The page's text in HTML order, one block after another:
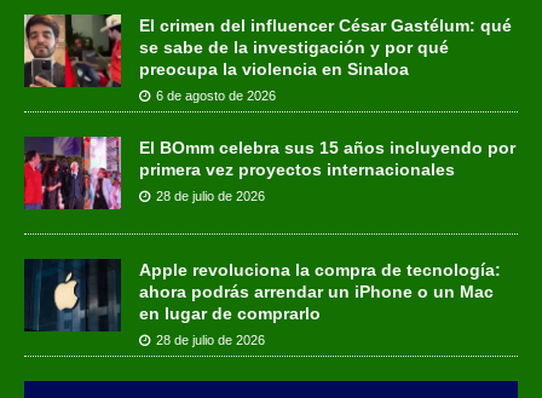
El crimen del influencer César Gastélum: qué
se sabe de la investigación y por qué
preocupa la violencia en Sinaloa
6 de agosto de 2026
El BOmm celebra sus 15 años incluyendo por
primera vez proyectos internacionales
28 de julio de 2026
Apple revoluciona la compra de tecnología:
ahora podrás arrendar un iPhone o un Mac
en lugar de comprarlo
28 de julio de 2026